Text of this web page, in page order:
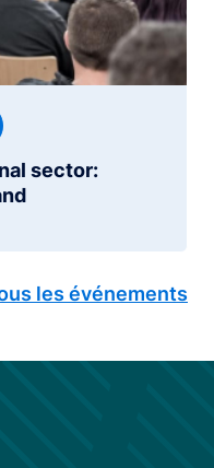
sector:
les événements